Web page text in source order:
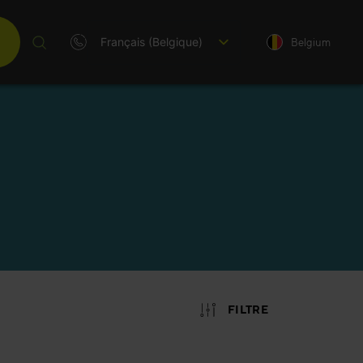
Français (Belgique) Belgium
FILTRE